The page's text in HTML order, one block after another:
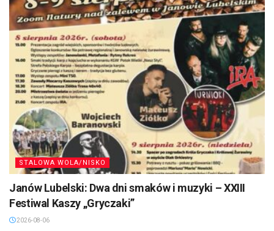
STALOWA WOLA/NISKO
Janów Lubelski: Dwa dni smaków i muzyki – XXIII
Festiwal Kaszy „Gryczaki”
2026-08-06